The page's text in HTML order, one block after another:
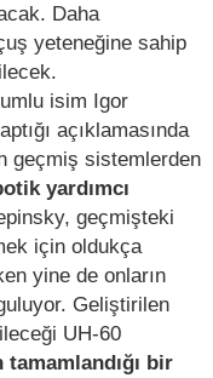
Daha
yeteneğine sahip
isim Igor
açıklamasında
geçmiş sistemlerden
yardımcı
geçmişteki
için oldukça
yine de onların
Geliştirilen
UH-60
tamamlandığı bir